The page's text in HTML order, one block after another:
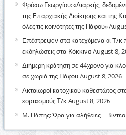
Φρόσω Γεωργίου: «Διαρκής,
της Επαρχιακής Διοίκησης και της
όλες τις κοινότητες της Πάφου»
Επέστρεψαν στα κατεχόμενα οι Τ/κ
εκδηλώσεις στα Κόκκινα August 8,
Διήμερη κράτηση σε 44χρονο για
σε χωριά της ΠάφουAugust 8, 2026
Ακταιωροί κατοχικού καθεστώτος
εορτασμούς Τ/κAugust 8, 2026
Μ. Πάπης: Ώρα για αλήθειες – Βίντεο